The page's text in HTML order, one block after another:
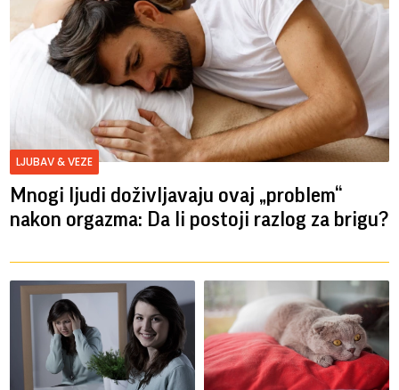
LJUBAV & VEZE
Mnogi ljudi doživljavaju ovaj „problem“
nakon orgazma: Da li postoji razlog za brigu?